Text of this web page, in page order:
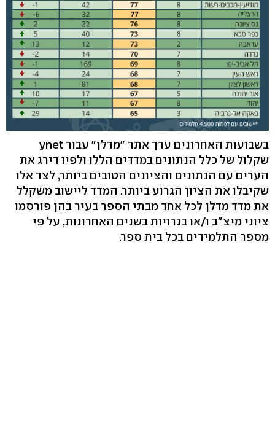
בשבועות האחרונים ערך אתר "מדלן" עבור ynet
שקלול של כלל הנתונים במדדים הללו ולפיו דירג את
הערים עם הנתונים והציונים הטובים ביותר, לצד אלו
שקיבלו את הציון הגרוע ביותר. המדד ליישוב משקלל
את מדד מדלן לכל אחד מבתי הספר בעיר בהן פורסמו
ציוני מיצ"ב ו/או בגרויות בשנים האחרונות, על פי
מספר התלמידים בכל בית ספר.